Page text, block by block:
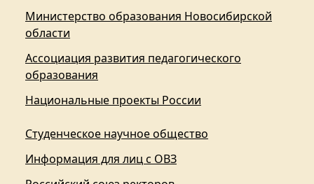
Министерство образования Новосибирской
области
Ассоциация развития педагогического
образования
Национальные проекты России
Студенческое научное общество
Информация для лиц с ОВЗ